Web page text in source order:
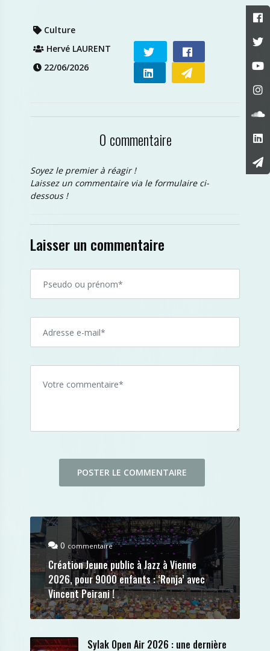
Culture
Hervé LAURENT
22/06/2026
0 commentaire
Soyez le premier à réagir !
Laissez un commentaire via le formulaire ci-
dessous !
Laisser un commentaire
0 commentaire
Création Jeune public à Jazz à Vienne
2026, pour 9000 enfants : ‘Ronja’ avec
Vincent Peirani !
Sylak Open Air 2026 : une dernière